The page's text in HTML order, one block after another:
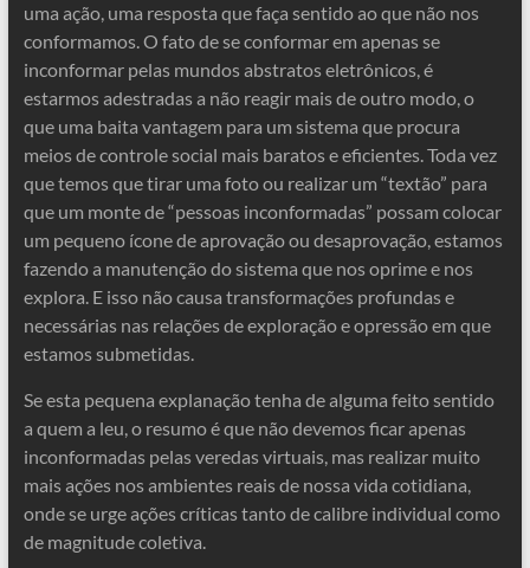
uma ação, uma resposta que faça sentido ao que não nos
conformamos. O fato de se conformar em apenas se
inconformar pelas mundos abstratos eletrônicos, é
estarmos adestradas a não reagir mais de outro modo, o
que uma baita vantagem para um sistema que procura
meios de controle social mais baratos e eficientes. Toda vez
que temos que tirar uma foto ou realizar um “textão” para
que um monte de “pessoas inconformadas” possam colocar
um pequeno ícone de aprovação ou desaprovação, estamos
fazendo a manutenção do sistema que nos oprime e nos
explora. E isso não causa transformações profundas e
necessárias nas relações de exploração e opressão em que
estamos submetidas.
Se esta pequena explanação tenha de alguma feito sentido
a quem a leu, o resumo é que não devemos ficar apenas
inconformadas pelas veredas virtuais, mas realizar muito
mais ações nos ambientes reais de nossa vida cotidiana,
onde se urge ações críticas tanto de calibre individual como
de magnitude coletiva.